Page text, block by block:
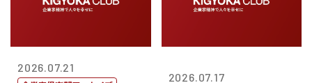
2026.07.21
2026.07.17